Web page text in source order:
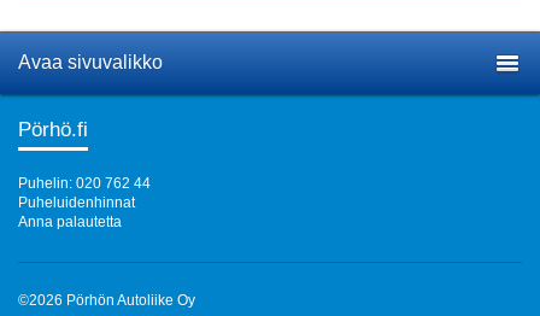
Avaa sivuvalikko
Pörhö.fi
Puhelin: 020 762 44
Puheluidenhinnat
Anna palautetta
©2026 Pörhön Autoliike Oy